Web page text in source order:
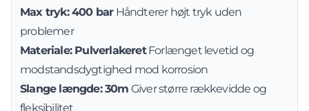
Max tryk: 400 barHåndterer højt tryk uden
problemer
Materiale: PulverlakeretForlænget levetid og
modstandsdygtighed mod korrosion
Slange længde: 30m Giver større rækkevidde og
fleksibilitet